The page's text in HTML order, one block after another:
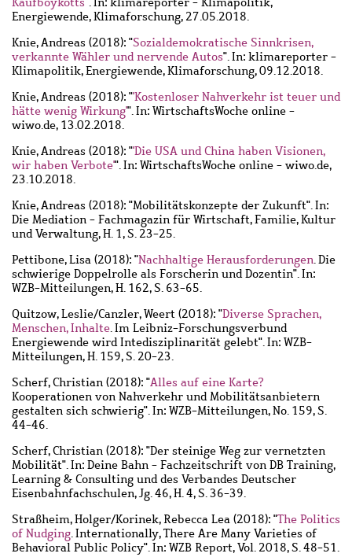
Energiewende, Klimaforschung, 27.05.2018.
Knie, Andreas (2018): "Sozialdemokratische Sinnkrisen,
verkannte Wähler und nervende Autos". In: klimareporter -
Klimapolitik, Energiewende, Klimaforschung, 09.12.2018.
Knie, Andreas (2018): "'Kostenloser Nahverkehr ist teuer und
hätte wenig Wirkung'". In: WirtschaftsWoche online -
wiwo.de, 13.02.2018.
Knie, Andreas (2018): "'Die USA und China haben Visionen,
wir haben Verbote'". In: WirtschaftsWoche online - wiwo.de,
23.10.2018.
Knie, Andreas (2018): "Mobilitätskonzepte der Zukunft". In:
Die Mediation - Fachmagazin für Wirtschaft, Familie, Kultur
und Verwaltung, H. 1, S. 23-25.
Pettibone, Lisa (2018): "Nachhaltige Herausforderungen. Die
schwierige Doppelrolle als Forscherin und Dozentin". In:
WZB-Mitteilungen, H. 162, S. 63-65.
Quitzow, Leslie/Canzler, Weert (2018): "Diverse Sprachen,
Menschen, Inhalte. Im Leibniz-Forschungsverbund
Energiewende wird Intedisziplinarität gelebt". In: WZB-
Mitteilungen, H. 159, S. 20-23.
Scherf, Christian (2018): "Alles auf eine Karte?
Kooperationen von Nahverkehr und Mobilitätsanbietern
gestalten sich schwierig". In: WZB-Mitteilungen, No. 159, S.
44-46.
Scherf, Christian (2018): "Der steinige Weg zur vernetzten
Mobilität". In: Deine Bahn - Fachzeitschrift von DB Training,
Learning & Consulting und des Verbandes Deutscher
Eisenbahnfachschulen, Jg. 46, H. 4, S. 36-39.
Straßheim, Holger/Korinek, Rebecca Lea (2018): "The Politics
of Nudging. Internationally, There Are Many Varieties of
Behavioral Public Policy". In: WZB Report, Vol. 2018, S. 48-51.